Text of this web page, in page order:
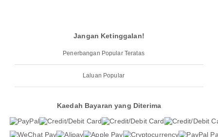
Jangan Ketinggalan!
Penerbangan Popular Teratas
Laluan Popular
Kaedah Bayaran yang Diterima